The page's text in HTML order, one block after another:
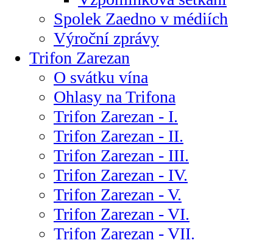
Spolek Zaedno v médiích
Výroční zprávy
Trifon Zarezan
O svátku vína
Ohlasy na Trifona
Trifon Zarezan - I.
Trifon Zarezan - II.
Trifon Zarezan - III.
Trifon Zarezan - IV.
Trifon Zarezan - V.
Trifon Zarezan - VI.
Trifon Zarezan - VII.